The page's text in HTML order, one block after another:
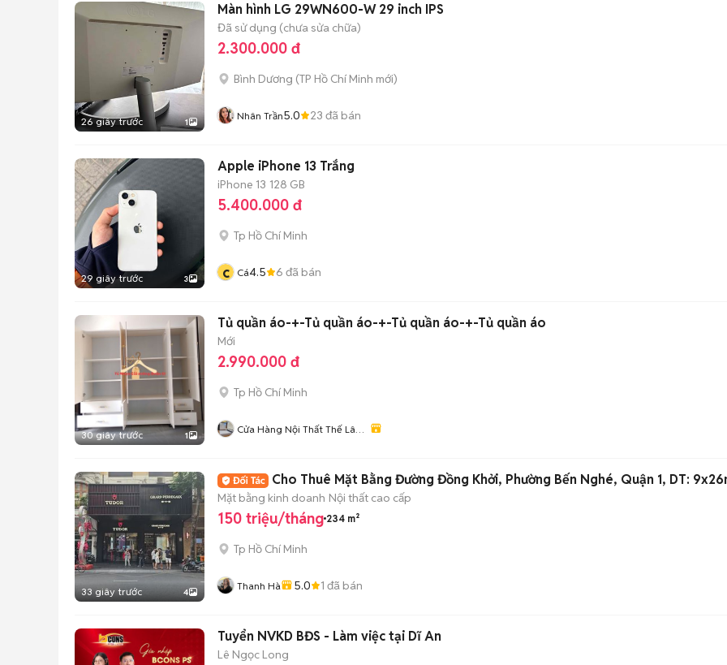
26 giây trước 1
Màn hình LG 29WN600-W 29 inch IPS
Đã sử dụng (chưa sửa chữa)
2.300.000 đ
Bình Dương (TP Hồ Chí Minh mới)
Nhân Trần5.0 23 đã bán
29 giây trước 3
Apple iPhone 13 Trắng
iPhone 13 128 GB
5.400.000 đ
Tp Hồ Chí Minh
c Cá4.5 6 đã bán
30 giây trước 1
Tủ quần áo-+-Tủ quần áo-+-Tủ quần áo-+-Tủ quần áo
Mới
2.990.000 đ
Tp Hồ Chí Minh
Cửa Hàng Nội Thất Thế Lâm
33 giây trước 4
Cho Thuê Mặt Bằng Đường Đồng Khởi, Phường Bến Nghé, Quận 1, DT:
Mặt bằng kinh doanh Nội thất cao cấp
150 triệu/tháng 234 m²
Tp Hồ Chí Minh
Thanh Hà 5.0 1 đã bán
Tuyển NVKD BĐS - Làm việc tại Dĩ An
Lê Ngọc Long